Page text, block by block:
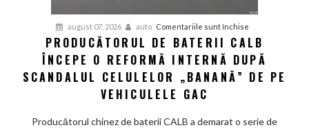
dolari
august 07, 2026 auto Comentariile sunt închise
Producătorul
de
baterii
PRODUCĂTORUL DE BATERII CALB
ÎNCEPE O REFORMĂ INTERNĂ DUPĂ
SCANDALUL CELULELOR „BANANĂ” DE PE
VEHICULELE GAC
Producătorul chinez de baterii CALB a demarat o serie de